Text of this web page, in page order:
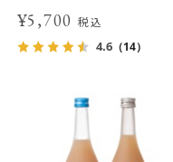
¥5,700税込
4.6（14）